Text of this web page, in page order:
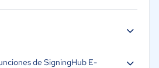
de SigningHub E-